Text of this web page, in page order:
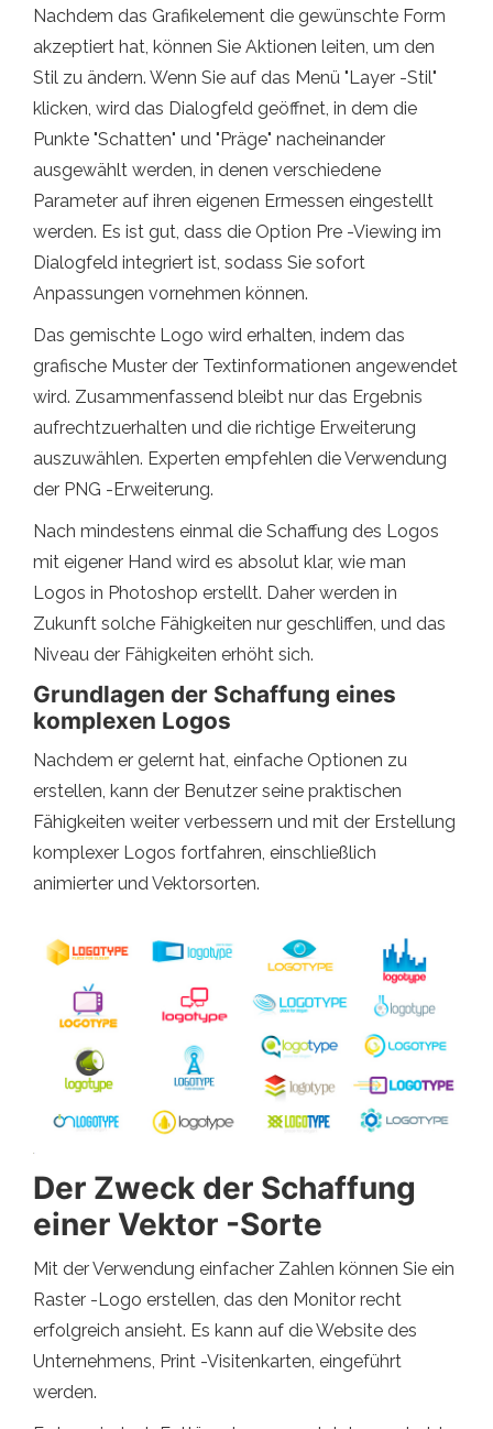
Nachdem das Grafikelement die gewünschte Form
akzeptiert hat, können Sie Aktionen leiten, um den
Stil zu ändern. Wenn Sie auf das Menü "Layer -Stil"
klicken, wird das Dialogfeld geöffnet, in dem die
Punkte "Schatten" und "Präge" nacheinander
ausgewählt werden, in denen verschiedene
Parameter auf ihren eigenen Ermessen eingestellt
werden. Es ist gut, dass die Option Pre -Viewing im
Dialogfeld integriert ist, sodass Sie sofort
Anpassungen vornehmen können.
Das gemischte Logo wird erhalten, indem das
grafische Muster der Textinformationen angewendet
wird. Zusammenfassend bleibt nur das Ergebnis
aufrechtzuerhalten und die richtige Erweiterung
auszuwählen. Experten empfehlen die Verwendung
der PNG -Erweiterung.
Nach mindestens einmal die Schaffung des Logos
mit eigener Hand wird es absolut klar, wie man
Logos in Photoshop erstellt. Daher werden in
Zukunft solche Fähigkeiten nur geschliffen, und das
Niveau der Fähigkeiten erhöht sich.
Grundlagen der Schaffung eines
komplexen Logos
Nachdem er gelernt hat, einfache Optionen zu
erstellen, kann der Benutzer seine praktischen
Fähigkeiten weiter verbessern und mit der Erstellung
komplexer Logos fortfahren, einschließlich
animierter und Vektorsorten.
Der Zweck der Schaffung
einer Vektor -Sorte
Mit der Verwendung einfacher Zahlen können Sie ein
Raster -Logo erstellen, das den Monitor recht
erfolgreich ansieht. Es kann auf die Website des
Unternehmens, Print -Visitenkarten, eingeführt
werden.